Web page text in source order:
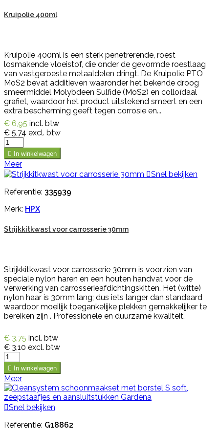
Kruipolie 400ml
Kruipolie 400ml is een sterk penetrerende, roest
losmakende vloeistof, die onder de gevormde roestlaag
van vastgeroeste metaaldelen dringt. De Kruipolie PTO
MoS2 bevat additieven waaronder het bekende droog
smeermiddel Molybdeen Sulfide (MoS2) en colloïdaal
grafiet, waardoor het product uitstekend smeert en een
extra bescherming geeft tegen corrosie en...
€ 6,95 incl. btw
€ 5,74 excl. btw
 In winkelwagen
Meer
Snel bekijken
Referentie: 335939
Merk: HPX
Strijkkitkwast voor carrosserie 30mm
Strijkkitkwast voor carrosserie 30mm is voorzien van
speciale nylon haren en een houten handvat voor de
verwerking van carrosserieafdichtingskitten. Het (witte)
nylon haar is 30mm lang; dus iets langer dan standaard
waardoor moeilijk toegankelijke plekken gemakkelijker te
bereiken zijn . Professionele en duurzame kwaliteit.
€ 3,75 incl. btw
€ 3,10 excl. btw
 In winkelwagen
Meer
Snel bekijken
Referentie: G18862